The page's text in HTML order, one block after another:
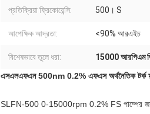
প্রতিক্রিয়া ফ্রিকোয়েন্সি: 500। S
আপেক্ষিক আদ্রতা: <90% আরএইচ
বিশেষভাবে তুলে ধরা: 15000 আরপিএম
এসএলএফএন 500nm 0.2% এফএস অর্থনৈতিক টর্ক
SLFN-500 0-15000rpm 0.2% FS পাম্পের জন্য